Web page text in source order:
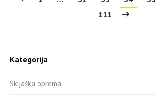
111
Kategorija
Skijaška oprema